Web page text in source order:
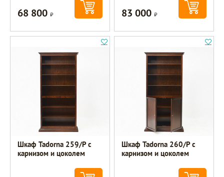
68 800Р 83 000Р
Шкаф Tadorna 259/Р с
карнизом и цоколем
Шкаф Tadorna 260/Р с
карнизом и цоколем